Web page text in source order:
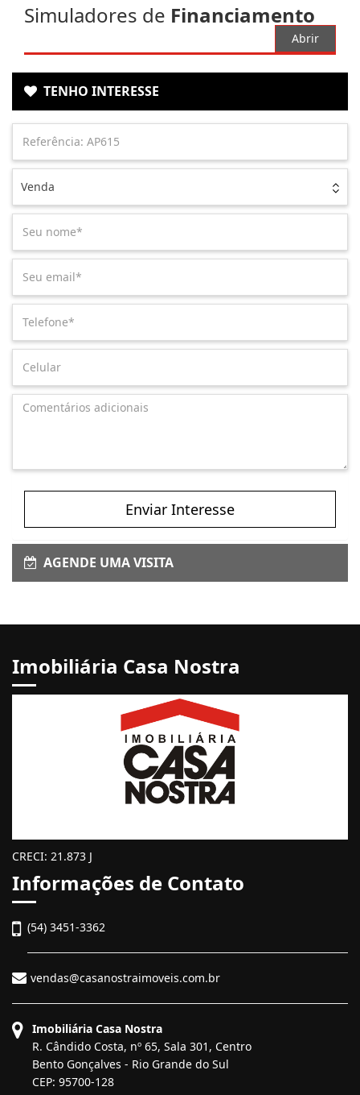
Simuladores de Financiamento
Abrir
TENHO INTERESSE
Venda
Enviar Interesse
AGENDE UMA VISITA
Imobiliária Casa Nostra
CRECI: 21.873 J
Informações de Contato
(54) 3451-3362
vendas@casanostraimoveis.com.br
Imobiliária Casa Nostra
R. Cândido Costa, nº 65, Sala 301, Centro
Bento Gonçalves - Rio Grande do Sul
CEP: 95700-128